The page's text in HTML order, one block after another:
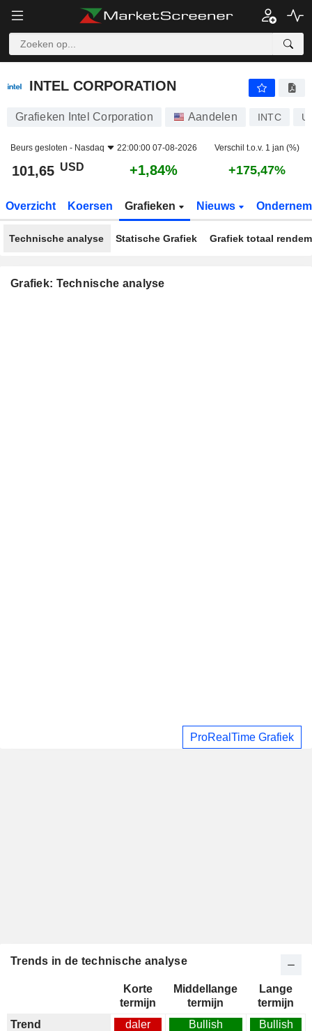
INTEL CORPORATION
INTEL CORPORATION
Grafieken Intel Corporation Aandelen INTC
Beurs gesloten - Nasdaq 22:00:00 07-08-2026 Verschil t.o.v. 1 jan (%)
101,65 USD +1,84% +175,47%
Overzicht Koersen Grafieken Nieuws
Technische analyse Statische Grafiek Grafiek totaal
Grafiek: Technische analyse
ProRealTime Grafiek
Trends in de technische analyse
Korte
termijn
Middellange
termijn
Lange
termijn
Trend
daler Bullish
Bullish